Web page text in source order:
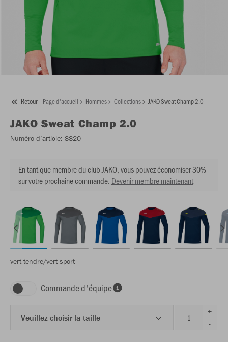
Retour Page d'accueil Hommes Collections JAKO Sweat Champ 2.0
JAKO Sweat Champ 2.0
Numéro d’article: 8820
En tant que membre du club JAKO, vous pouvez économiser 30%
sur votre prochaine commande. Devenir membre maintenant
vert tendre/vert sport
Commande d'équipe
Veuillez choisir la taille
+
-